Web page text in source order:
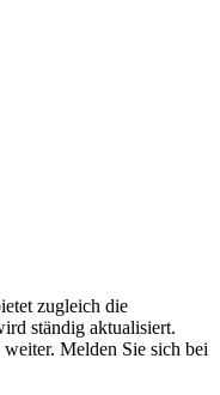
zugleich die
ständig aktualisiert.
Melden Sie sich bei